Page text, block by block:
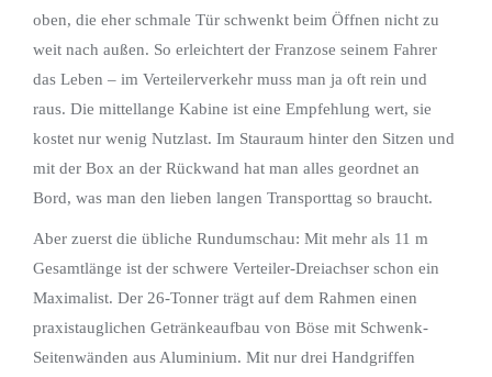
oben, die eher schmale Tür schwenkt beim Öffnen nicht zu
weit nach außen. So erleichtert der Franzose seinem Fahrer
das Leben – im Verteilerverkehr muss man ja oft rein und
raus. Die mittellange Kabine ist eine Empfehlung wert, sie
kostet nur wenig Nutzlast. Im Stauraum hinter den Sitzen und
mit der Box an der Rückwand hat man alles geordnet an
Bord, was man den lieben langen Transporttag so braucht.
Aber zuerst die übliche Rundumschau: Mit mehr als 11 m
Gesamtlänge ist der schwere Verteiler-Dreiachser schon ein
Maximalist. Der 26-Tonner trägt auf dem Rahmen einen
praxistauglichen Getränkeaufbau von Böse mit Schwenk-
Seitenwänden aus Aluminium. Mit nur drei Handgriffen